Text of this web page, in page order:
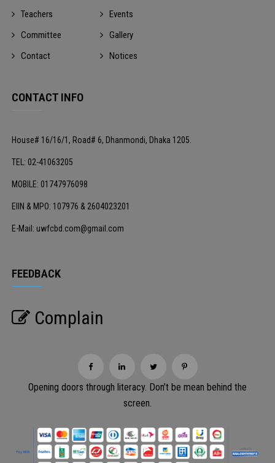
Teachers
Events
Committee
Gallery
Contact
Notices
CONTACT INFO
House# 16/16/1, Road# 6, Dhanmondi, Dhaka 1205.
TEL: 02-41063205
MOBILE: 01747976098
EIIN & MPO: 107976 & 2604023201
E-Mail: uwfcbd.com@gmail.com
FEEDBACK
Complain
Opening doors through literacy. Don’t be mean behind the
screen.